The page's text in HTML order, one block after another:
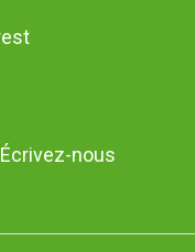
Écrivez-nous